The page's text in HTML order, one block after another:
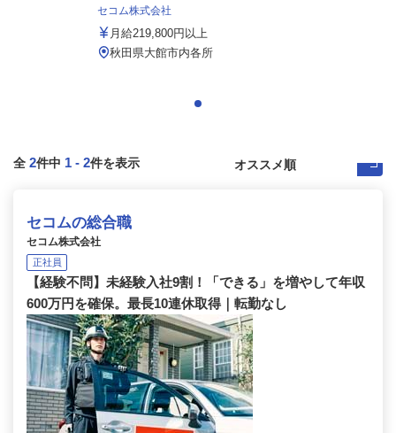
セコム株式会社
月給219,800円以上
秋田県大館市内各所
全 2件中 1 - 2件を表示
セコムの総合職
セコム株式会社
正社員
【経験不問】未経験入社9割！「できる」を増やして年収
600万円を確保。最長10連休取得｜転勤なし